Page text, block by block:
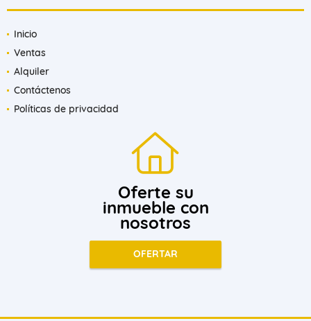
Inicio
Ventas
Alquiler
Contáctenos
Políticas de privacidad
Oferte su
inmueble con
nosotros
OFERTAR